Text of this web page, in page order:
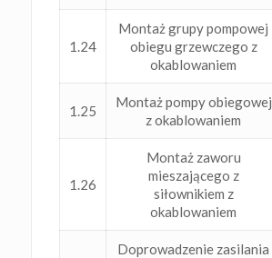
1.24
Montaż grupy pompowej
obiegu grzewczego z
okablowaniem
1.25
Montaż pompy obiegowej
z okablowaniem
1.26
Montaż zaworu
mieszającego z
siłownikiem z
okablowaniem
Doprowadzenie zasilania